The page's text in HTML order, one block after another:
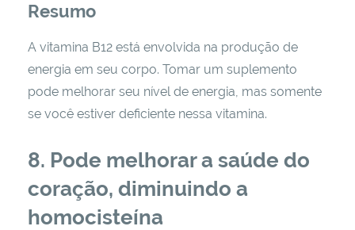
Resumo
A vitamina B12 está envolvida na produção de
energia em seu corpo. Tomar um suplemento
pode melhorar seu nível de energia, mas somente
se você estiver deficiente nessa vitamina.
8. Pode melhorar a saúde do
coração, diminuindo a
homocisteína